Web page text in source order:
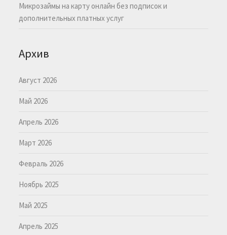
Микрозаймы на карту онлайн без подписок и
дополнительных платных услуг
Архив
Август 2026
Май 2026
Апрель 2026
Март 2026
Февраль 2026
Ноябрь 2025
Май 2025
Апрель 2025